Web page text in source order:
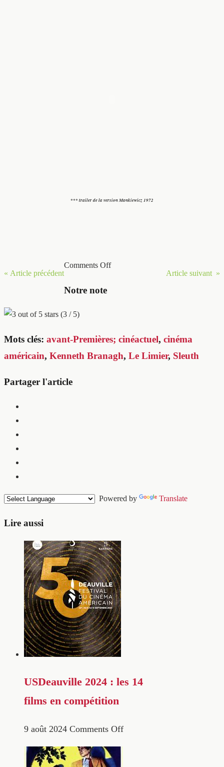
*** trailer de la version Mankiewicz 1972
« Article précédent Article suivant »
Comments Off
Notre note
(3 / 5)
Mots clés: avant-Premières; cinéactuel, cinéma
américain, Kenneth Branagh, Le Limier, Sleuth
Partager l'article
Powered by Translate
Lire aussi
USDeauville 2024 : les 14
films en compétition
9 août 2024 Comments Off